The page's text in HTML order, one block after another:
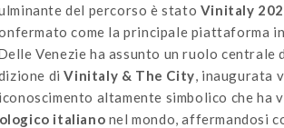
del percorso è stato Vinitaly
come la principale piattaforma
Venezie ha assunto un ruolo centrale
diVinitaly & The City, inaugurata
altamente simbolico che
italiano nel mondo, affermandosi